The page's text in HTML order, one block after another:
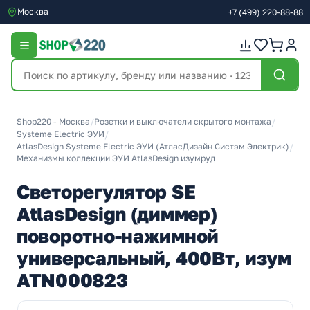
Москва +7 (499) 220-88-88
Shop220 - Москва /Розетки и выключатели скрытого монтажа /
Systeme Electric ЭУИ /
AtlasDesign Systeme Electric ЭУИ (АтласДизайн Систэм Электрик) /
Механизмы коллекции ЭУИ AtlasDesign изумруд
Светорегулятор SE
AtlasDesign (диммер)
поворотно-нажимной
универсальный, 400Вт, изум
ATN000823